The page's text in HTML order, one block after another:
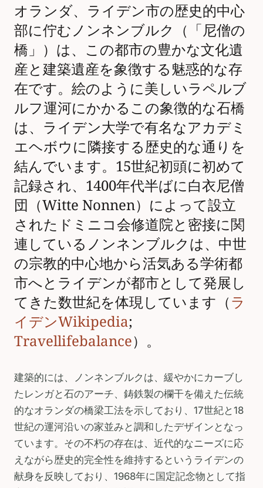
オランダ、ライデン市の歴史的中心
部に佇むノンネンブルク（「尼僧の
橋」）は、この都市の豊かな文化遺
産と建築遺産を象徴する魅惑的な存
在です。絵のように美しいラペルブ
ルフ運河にかかるこの象徴的な石橋
は、ライデン大学で有名なアカデミ
エヘボウに隣接する歴史的な通りを
結んでいます。15世紀初頭に初めて
記録され、1400年代半ばに白衣尼僧
団（Witte Nonnen）によって設立
されたドミニコ会修道院と密接に関
連しているノンネンブルクは、中世
の宗教的中心地から活気ある学術都
市へとライデンが都市として発展し
てきた数世紀を体現しています（ラ
イデンWikipedia;
Travellifebalance）。
建築的には、ノンネンブルクは、緩やかにカーブし
たレンガと石のアーチ、鋳鉄製の欄干を備えた伝統
的なオランダの橋梁工法を示しており、17世紀と18
世紀の運河沿いの家並みと調和したデザインとなっ
ています。その不朽の存在は、近代的なニーズに応
えながら歴史的完全性を維持するというライデンの
献身を反映しており、1968年に国定記念物として指